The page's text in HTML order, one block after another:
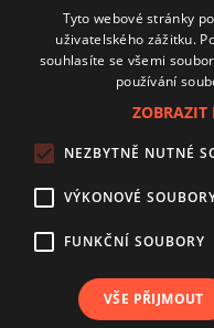
Přihlášením k newsletteru
zpracování osobních údajů.
Zásady používání souborů
Autoři
Nastavení cookies
Tyto webové stránky
uživatelského zážitku.
souhlasíte se všemi
používání
ZOBRAZIT
NEZBYTNĚ NUTNÉ
VÝKONOVÉ
FUNKČNÍ SOUBORY
VŠE PŘIJMOUT